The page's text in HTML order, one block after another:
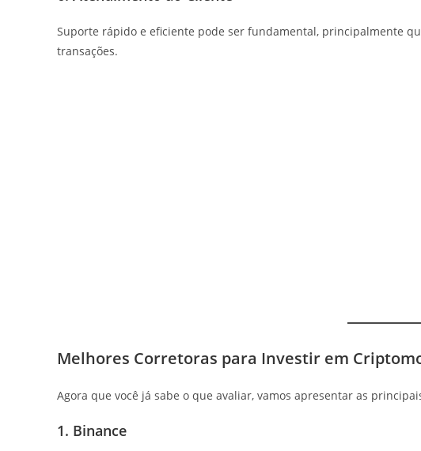
Suporte rápido e eficiente pode ser fundamental, principalmente
transações.
Melhores Corretoras para Investir em
Agora que você já sabe o que avaliar, vamos apresentar as
1. Binance